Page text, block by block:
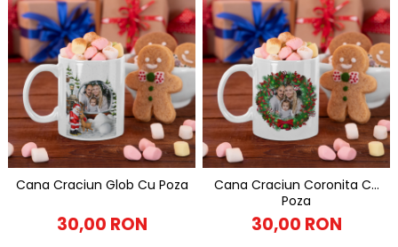
Cana Craciun Glob Cu Poza
30,00 RON
Cana Craciun Coronita Cu
Poza
30,00 RON